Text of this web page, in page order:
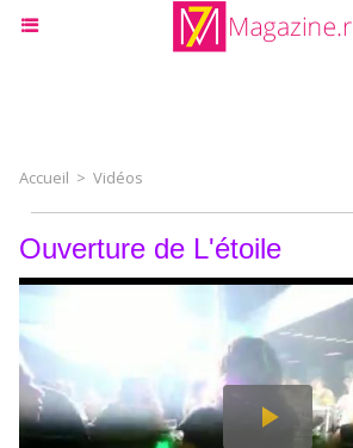
Accueil > Vidéos
Ouverture de L'étoile